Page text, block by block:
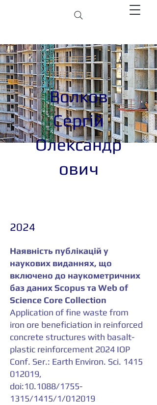
Волков
Сергій
Олександр
ович
2024
Наявність публікацій у
наукових виданнях, що
включено до наукометричних
баз даних Scopus та Web of
Science Core Collection
Application of fine waste from
iron ore beneficiation in reinforced
concrete structures with basalt-
plastic reinforcement 2024 IOP
Conf. Ser.: Earth Environ. Sci. 1415
012019,
doi:10.1088/1755-
1315/1415/1/012019